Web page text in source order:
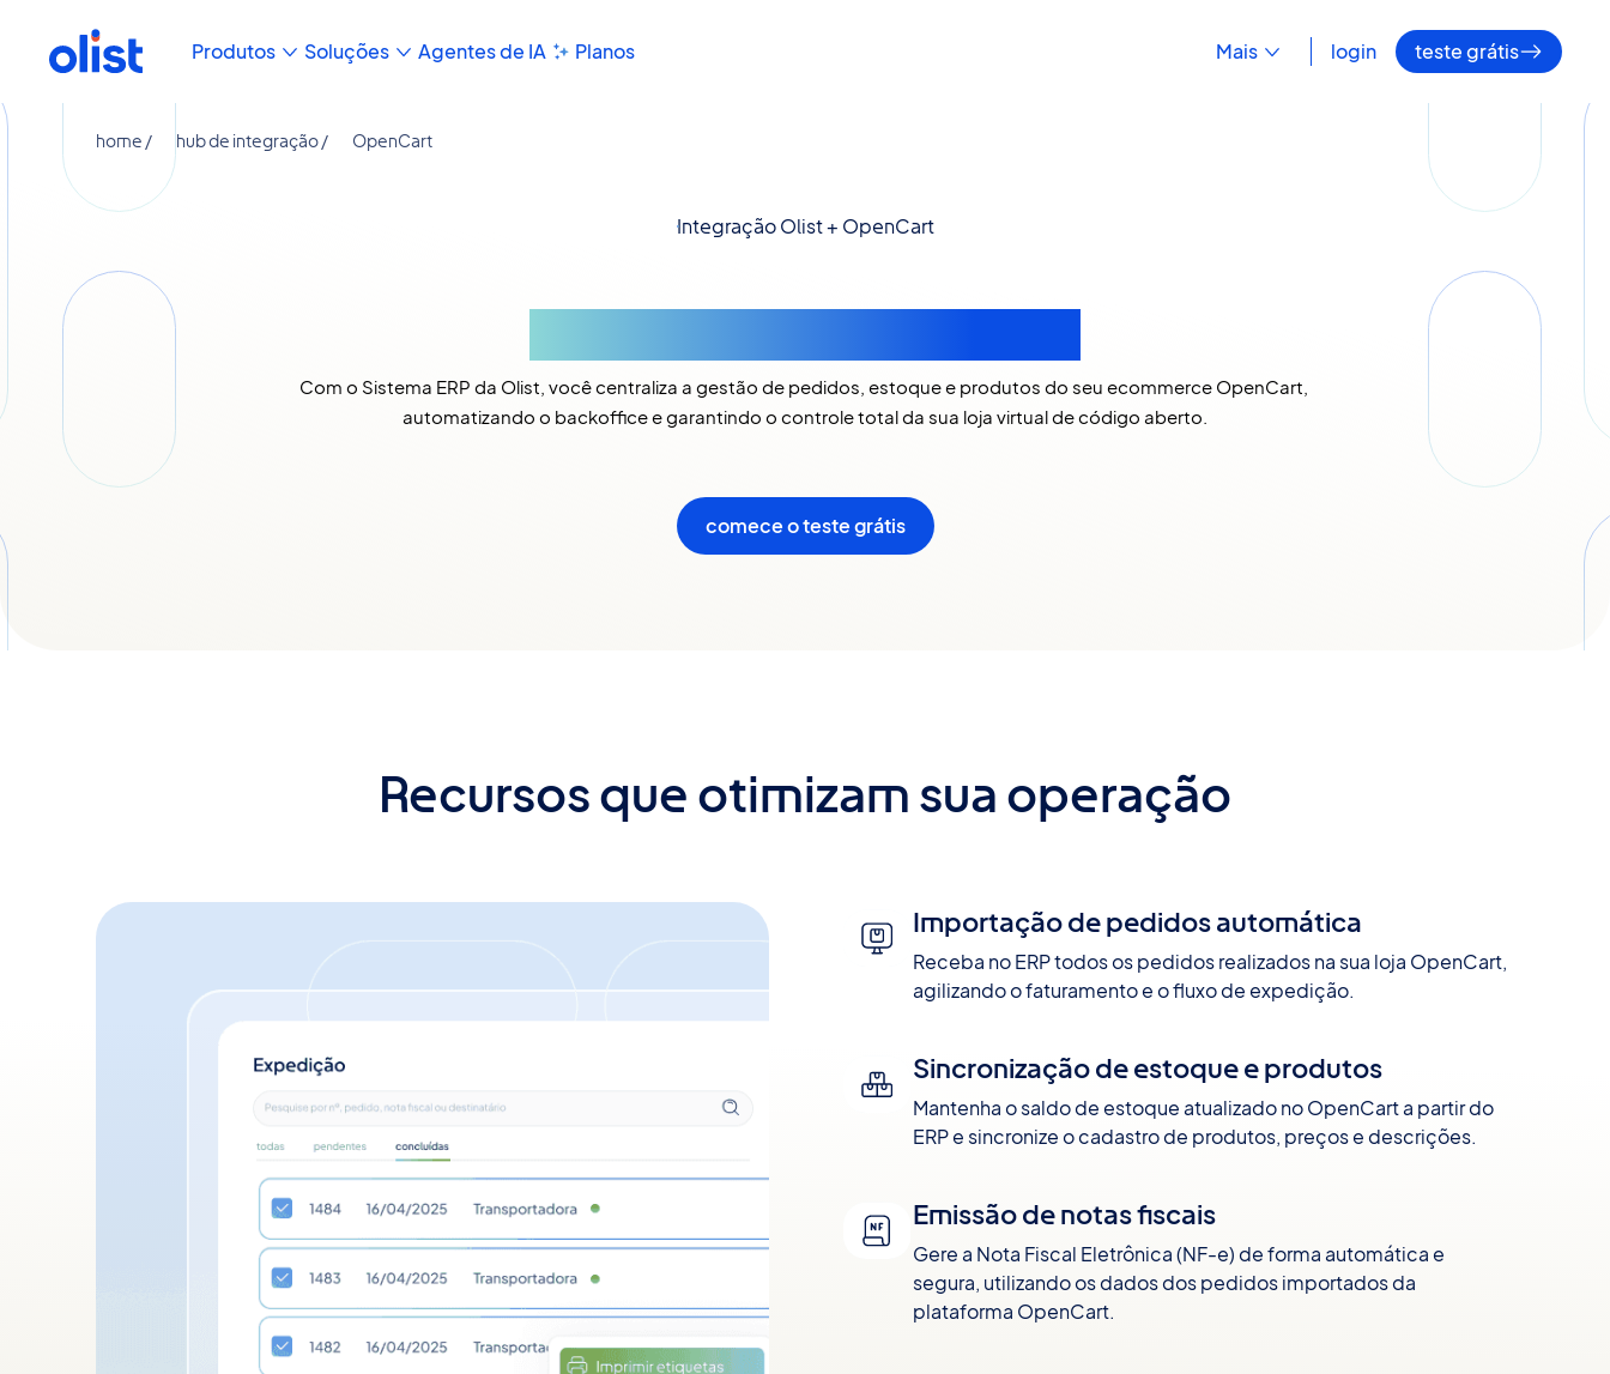
Produtos Soluções Agentes de IA Planos Mais login teste grátis
home / hub de integração / OpenCart
Integração Olist + OpenCart
Com o Sistema ERP da Olist, você centraliza a gestão de pedidos, estoque e produtos do seu ecommerce OpenCart,
automatizando o backoffice e garantindo o controle total da sua loja virtual de código aberto.
comece o teste grátis
Recursos que otimizam sua operação
Importação de pedidos automática
Receba no ERP todos os pedidos realizados na sua loja OpenCart,
agilizando o faturamento e o fluxo de expedição.
Sincronização de estoque e produtos
Mantenha o saldo de estoque atualizado no OpenCart a partir do
ERP e sincronize o cadastro de produtos, preços e descrições.
Emissão de notas fiscais
Gere a Nota Fiscal Eletrônica (NF-e) de forma automática e
segura, utilizando os dados dos pedidos importados da
plataforma OpenCart.